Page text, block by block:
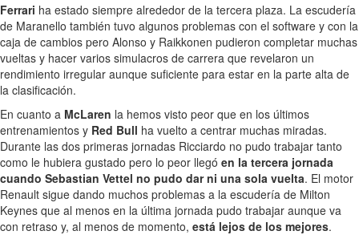
Ferrari ha estado siempre alrededor de la tercera plaza. La escudería
de Maranello también tuvo algunos problemas con el software y con la
caja de cambios pero Alonso y Raikkonen pudieron completar muchas
vueltas y hacer varios simulacros de carrera que revelaron un
rendimiento irregular aunque suficiente para estar en la parte alta de
la clasificación.
En cuanto a McLaren la hemos visto peor que en los últimos
entrenamientos y Red Bull ha vuelto a centrar muchas miradas.
Durante las dos primeras jornadas Ricciardo no pudo trabajar tanto
como le hubiera gustado pero lo peor llegó en la tercera jornada
cuando Sebastian Vettel no pudo dar ni una sola vuelta. El motor
Renault sigue dando muchos problemas a la escudería de Milton
Keynes que al menos en la última jornada pudo trabajar aunque va
con retraso y, al menos de momento, está lejos de los mejores.